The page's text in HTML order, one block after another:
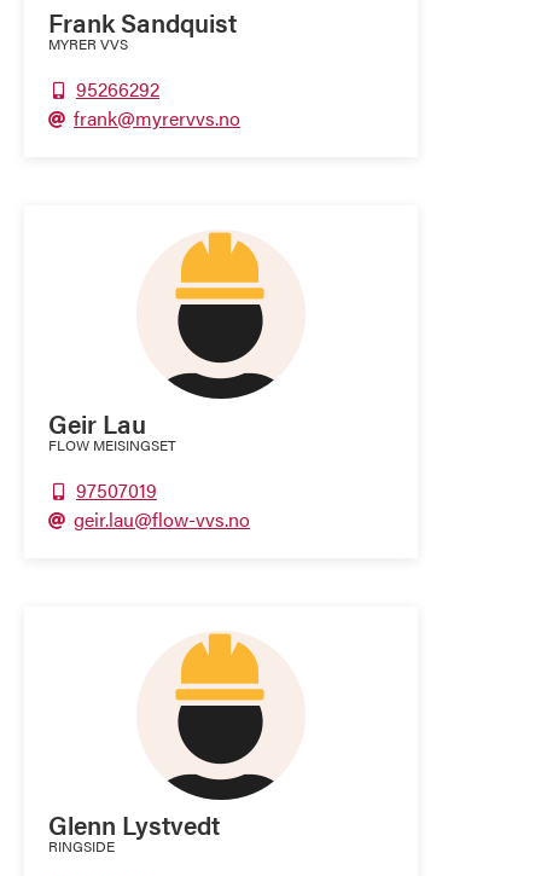
Frank Sandquist
MYRER VVS
 95266292
 frank@myrervvs.no
Geir Lau
FLOW MEISINGSET
 97507019
 geir.lau@flow-vvs.no
Glenn Lystvedt
RINGSIDE